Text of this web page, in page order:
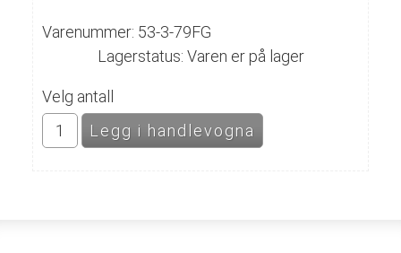
Varenummer: 53-3-79FG
Lagerstatus: Varen er på lager
Velg antall